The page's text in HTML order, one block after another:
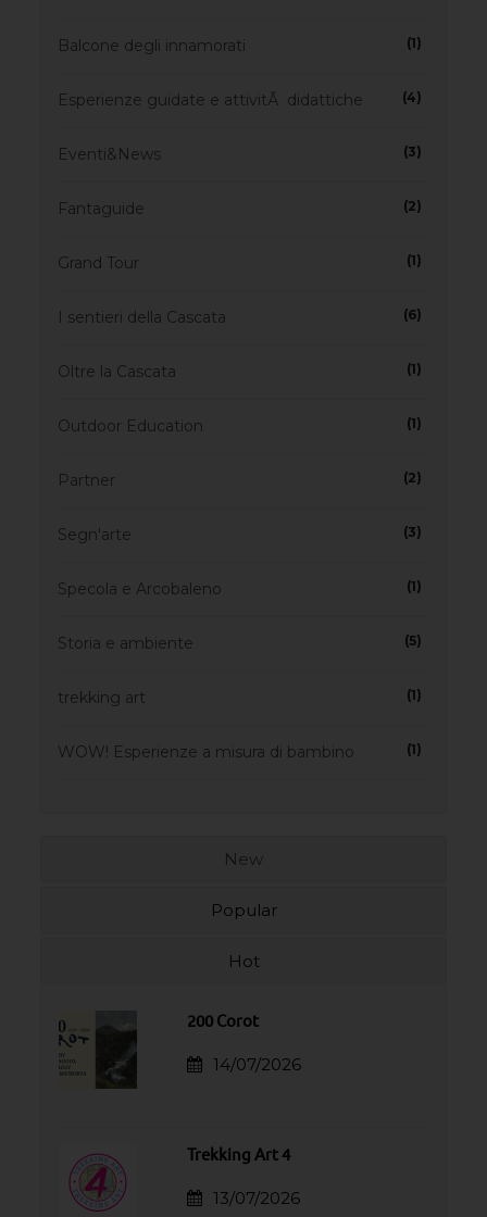
Balcone degli innamorati (1)
Esperienze guidate e attivitÃ didattiche (4)
Eventi&News (3)
Fantaguide (2)
Grand Tour (1)
I sentieri della Cascata (6)
Oltre la Cascata (1)
Outdoor Education (1)
Partner (2)
Segn'arte (3)
Specola e Arcobaleno (1)
Storia e ambiente (5)
trekking art (1)
WOW! Esperienze a misura di bambino (1)
New
Popular
Hot
200 Corot
14/07/2026
Trekking Art 4
13/07/2026